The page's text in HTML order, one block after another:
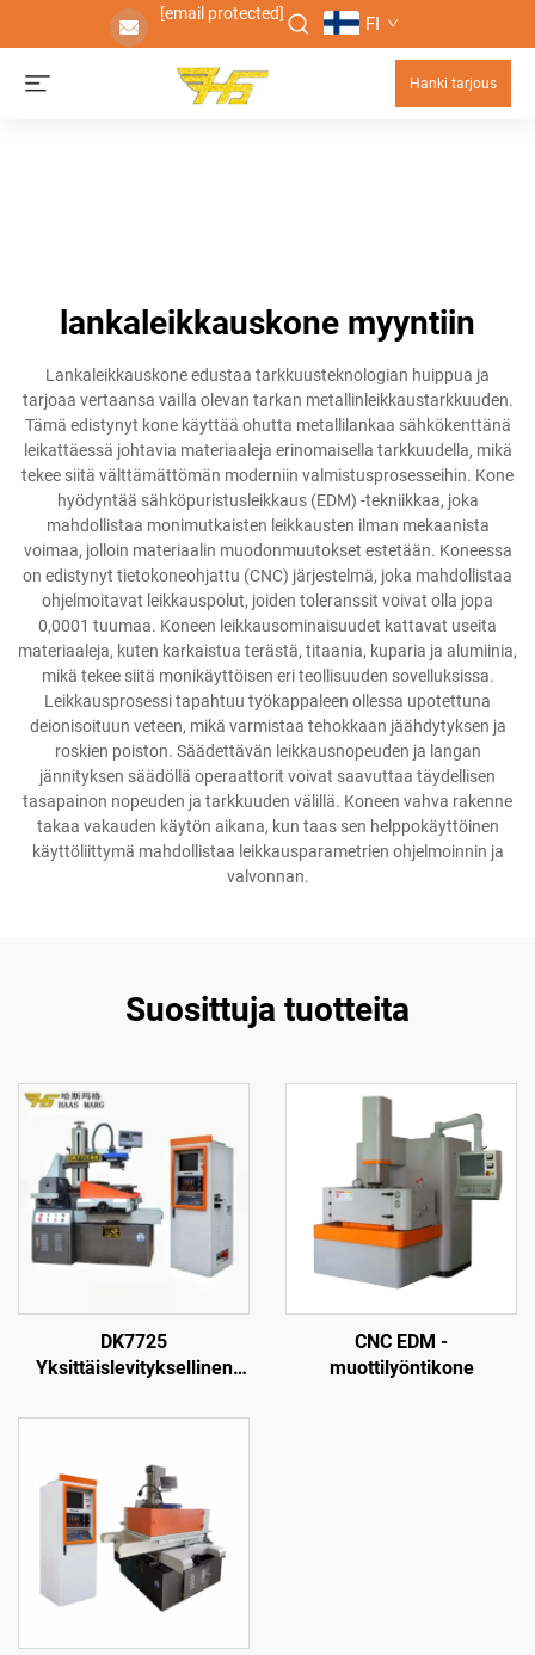
[email protected] FI
Hanki tarjous
lankaleikkauskone myyntiin
Lankaleikkauskone edustaa tarkkuusteknologian huippua ja
tarjoaa vertaansa vailla olevan tarkan metallinleikkaustarkkuuden.
Tämä edistynyt kone käyttää ohutta metallilankaa sähkökenttänä
leikattäessä johtavia materiaaleja erinomaisella tarkkuudella, mikä
tekee siitä välttämättömän moderniin valmistusprosesseihin. Kone
hyödyntää sähköpuristusleikkaus (EDM) -tekniikkaa, joka
mahdollistaa monimutkaisten leikkausten ilman mekaanista
voimaa, jolloin materiaalin muodonmuutokset estetään. Koneessa
on edistynyt tietokoneohjattu (CNC) järjestelmä, joka mahdollistaa
ohjelmoitavat leikkauspolut, joiden toleranssit voivat olla jopa
0,0001 tuumaa. Koneen leikkausominaisuudet kattavat useita
materiaaleja, kuten karkaistua terästä, titaania, kuparia ja alumiinia,
mikä tekee siitä monikäyttöisen eri teollisuuden sovelluksissa.
Leikkausprosessi tapahtuu työkappaleen ollessa upotettuna
deionisoituun veteen, mikä varmistaa tehokkaan jäähdytyksen ja
roskien poiston. Säädettävän leikkausnopeuden ja langan
jännityksen säädöllä operaattorit voivat saavuttaa täydellisen
tasapainon nopeuden ja tarkkuuden välillä. Koneen vahva rakenne
takaa vakauden käytön aikana, kun taas sen helppokäyttöinen
käyttöliittymä mahdollistaa leikkausparametrien ohjelmoinnin ja
valvonnan.
Suosittuja tuotteita
DK7725
Yksittäislevityksellinen
CNC EDM -
muottilyöntikone